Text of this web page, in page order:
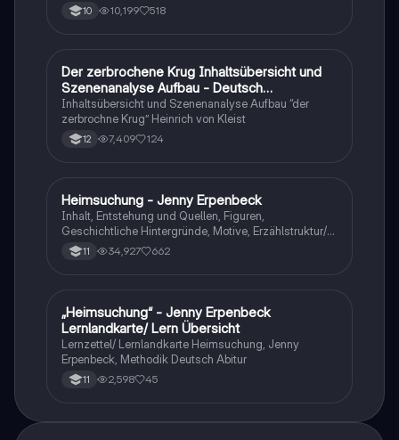
10 10,199 518
Deutsch
Der zerbrochene Krug Inhaltsübersicht und
Szenenanalyse Aufbau - Deutsch
Q1/Q2/Abitur
Inhaltsübersicht und Szenenanalyse Aufbau “der
zerbrochne Krug” Heinrich von Kleist
12 7,409 124
Deutsch
Heimsuchung - Jenny Erpenbeck
Inhalt, Entstehung und Quellen, Figuren,
Geschichtliche Hintergründe, Motive, Erzählstruktur/-
stil 11 34,927 662
Deutsch
„Heimsuchung“ - Jenny Erpenbeck
Lernlandkarte/ Lern Übersicht
Lernzettel/ Lernlandkarte Heimsuchung, Jenny
Erpenbeck, Methodik Deutsch Abitur
11 2,598 45